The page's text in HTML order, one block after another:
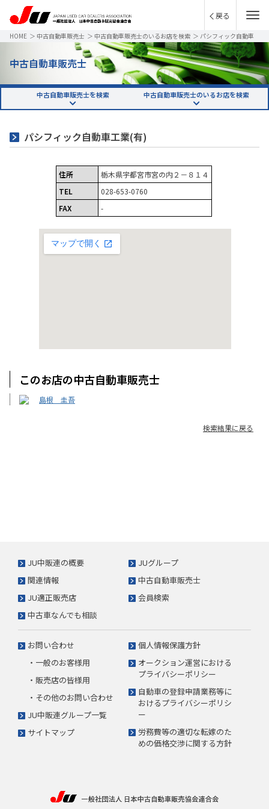
戻る
HOME ＞ 中古自動車販売士 ＞ 中古自動車販売士のいるお店を検索 ＞ パシフィック自動車
中古自動車販売士
中古自動車販売士を検索 中古自動車販売士のいるお店を検索
パシフィック自動車工業(有)
住所
栃木県宇都宮市宮の内２－８１４
TEL
028-653-0760
FAX
-
このお店の中古自動車販売士
島根 圭吾
検索結果に戻る
JU中販連の概要
JUグループ
関連情報
中古自動車販売士
JU適正販売店
会員検索
中古車なんでも相談
お問い合わせ
・一般のお客様用
・販売店の皆様用
・その他のお問い合わせ
JU中販連グループ一覧
サイトマップ
個人情報保護方針
オークション運営における
プライバシーポリシー
自動車の登録申請業務等に
おけるプライバシーポリシ
ー
労務費等の適切な転嫁のた
めの価格交渉に関する方針